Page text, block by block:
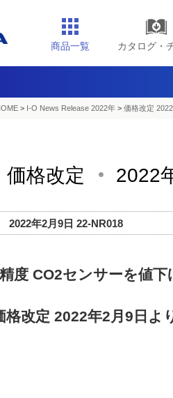
商品一覧 カタログ・
> I-O News Release 2022年 > 価格改定
価格改定 2022
2022年2月9日 22-NR018
度 CO2センサーを値下
格改定 2022年2月9日よ